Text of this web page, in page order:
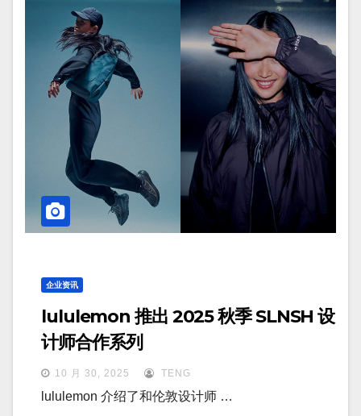
企业资讯
lululemon 推出 2025 秋季 SLNSH 设
计师合作系列
10 月 30, 2025 TENG
lululemon 介绍了和伦敦设计师 …